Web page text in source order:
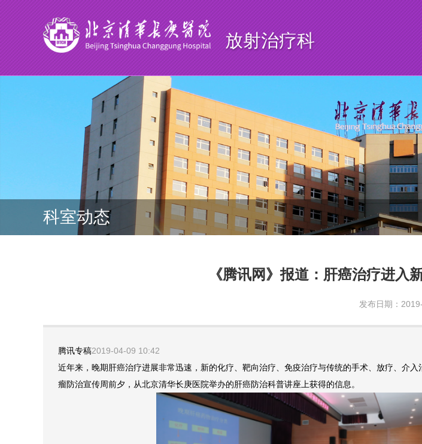
放射治疗科
科室动态
《腾讯网》报道：肝癌治疗进入
发布日期：
腾讯专稿2019-04-09 10:42
近年来，晚期肝癌治疗进展非常迅速，新的化疗、靶向治疗、免疫治疗与传统的手术、放疗、介
瘤防治宣传周前夕，从北京清华长庚医院举办的肝癌防治科普讲座上获得的信息。